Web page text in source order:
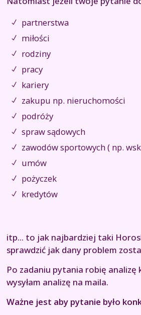
partnerstwa
miłości
rodziny
pracy
kariery
zakupu np. nieruchomości
podróży
spraw sądowych
zawodów sportowych ( np.
umów
pożyczek
kredytów
itp... to jak najbardziej taki
sprawdzić jak dany problem
Po zadaniu pytania robię analizę
wysyłam analizę na maila.
Ważne jest aby pytanie było